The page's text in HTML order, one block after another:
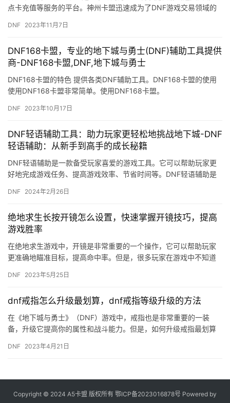
点卡充值等服务的平台。神州卡盟迅速成为了DNF游戏交易领域的
DNF 2023年11月7日
DNF168卡盟，专业的地下城与勇士(DNF)辅助工具提供
商-DNF168卡盟,DNF,地下城与勇士
DNF168卡盟的特色 提供各类DNF辅助工具。DNF168卡盟的使用
使用DNF168卡盟非常简单。使用DNF168卡盟。
DNF 2023年10月17日
DNF轻语辅助工具：助力玩家更轻松地挑战地下城-DNF
轻语辅助：从新手到高手的成长秘籍
DNF轻语辅助是一款备受玩家喜爱的游戏工具。它可以帮助玩家更
好地完成游戏任务、提高游戏效率、节省时间等。DNF轻语辅助是
DNF 2024年2月26日
绝地求生长按开镜怎么设置，快速掌握开镜技巧，提高
游戏胜率
在绝地求生游戏中，开镜是非常重要的一个操作，它可以帮助玩家
更准确地瞄准目标，提高命中率。但是，很多玩家在游戏中不知道
们就来…
DNF 2023年5月25日
dnf戒指怎么升级最划算，dnf戒指等级升级的方法
在《地下城与勇士》（DNF）游戏中，戒指也是非常重要的一装
备，升级它提高你的属性和战斗能力。但是，如何升级戒指最划算
介绍D…
DNF 2023年4月21日
Copyright © 2024 A5卡盟 版权所有 鄂ICP备2023016878号 Powered by